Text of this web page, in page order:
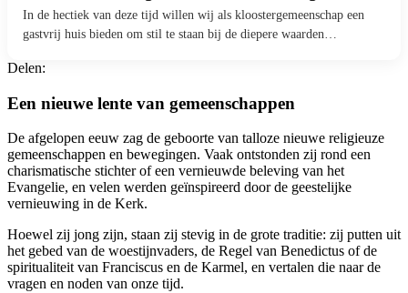
In de hectiek van deze tijd willen wij als kloostergemeenschap een
gastvrij huis bieden om stil te staan bij de diepere waarden…
Delen:
Een nieuwe lente van gemeenschappen
De afgelopen eeuw zag de geboorte van talloze nieuwe religieuze
gemeenschappen en bewegingen. Vaak ontstonden zij rond een
charismatische stichter of een vernieuwde beleving van het
Evangelie, en velen werden geïnspireerd door de geestelijke
vernieuwing in de Kerk.
Hoewel zij jong zijn, staan zij stevig in de grote traditie: zij putten uit
het gebed van de woestijnvaders, de Regel van Benedictus of de
spiritualiteit van Franciscus en de Karmel, en vertalen die naar de
vragen en noden van onze tijd.